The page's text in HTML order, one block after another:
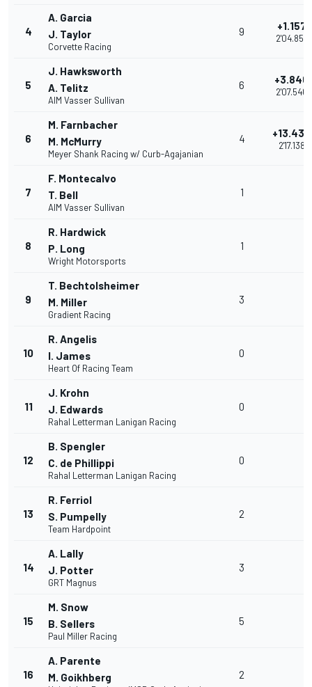
4
A. Garcia
J. Taylor
Corvette Racing
9 +1.157
2'04.857
5
J. Hawksworth
A. Telitz
AIM Vasser Sullivan
6 +3.846
2'07.546
6
M. Farnbacher
M. McMurry
Meyer Shank Racing w/ Curb-Agajanian
4 +13.438
2'17.138
7
F. Montecalvo
T. Bell
AIM Vasser Sullivan
1
8
R. Hardwick
P. Long
Wright Motorsports
1
9
T. Bechtolsheimer
M. Miller
Gradient Racing
3
10
R. Angelis
I. James
Heart Of Racing Team
0
11
J. Krohn
J. Edwards
Rahal Letterman Lanigan Racing
0
12
B. Spengler
C. de Phillippi
Rahal Letterman Lanigan Racing
0
13
R. Ferriol
S. Pumpelly
Team Hardpoint
2
14
A. Lally
J. Potter
GRT Magnus
3
15
M. Snow
B. Sellers
Paul Miller Racing
5
16
A. Parente
M. Goikhberg
2